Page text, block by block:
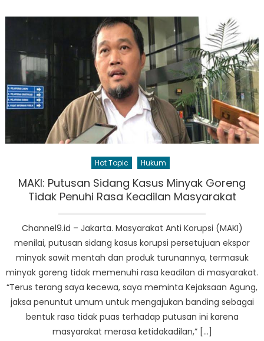
Hot Topic Hukum
MAKI: Putusan Sidang Kasus Minyak Goreng
Tidak Penuhi Rasa Keadilan Masyarakat
Channel9.id – Jakarta. Masyarakat Anti Korupsi (MAKI)
menilai, putusan sidang kasus korupsi persetujuan ekspor
minyak sawit mentah dan produk turunannya, termasuk
minyak goreng tidak memenuhi rasa keadilan di masyarakat.
“Terus terang saya kecewa, saya meminta Kejaksaan Agung,
jaksa penuntut umum untuk mengajukan banding sebagai
bentuk rasa tidak puas terhadap putusan ini karena
masyarakat merasa ketidakadilan,” […]